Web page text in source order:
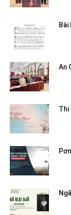
Bài
An
Thi